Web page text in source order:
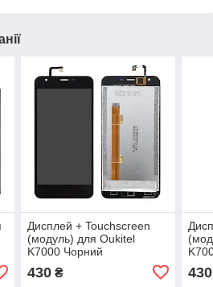
Дисплей + Touchscreen
(модуль) для Oukitel
K7000 Чорний
430₴ 430